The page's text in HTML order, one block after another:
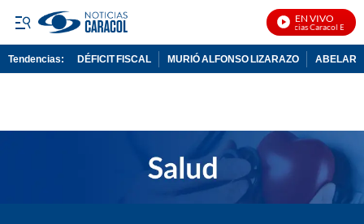
EN VIVO
Noticias Caracol En Vivo
Tendencias: DÉFICIT FISCAL MURIÓ ALFONSO LIZARAZO